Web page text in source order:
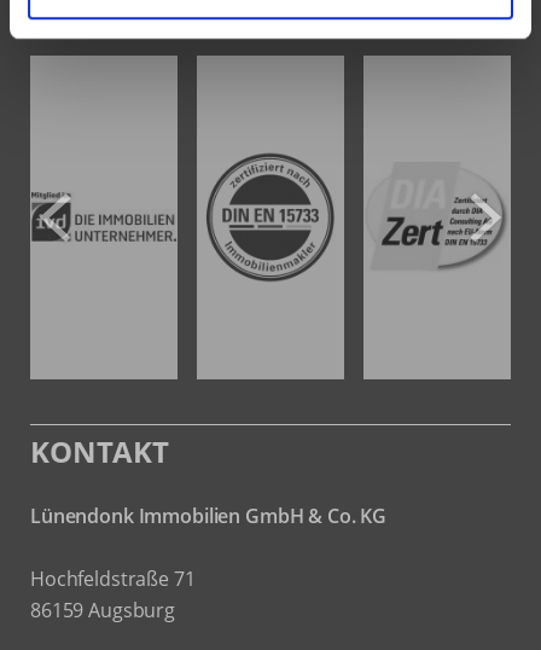
KONTAKT
Lünendonk Immobilien GmbH & Co. KG
Hochfeldstraße 71
86159 Augsburg